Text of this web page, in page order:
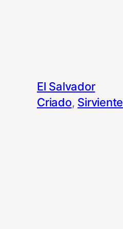
El Salvador
Criado, Sirviente